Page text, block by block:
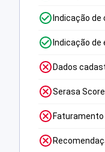
Indicação
Indicação
Dados
Serasa